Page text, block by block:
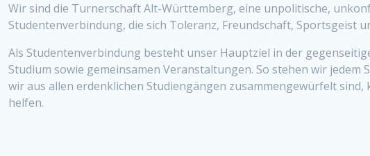
Wir sind die Turnerschaft Alt-Württemberg, eine unpolitische,
Studentenverbindung, die sich Toleranz, Freundschaft, Sportsgeist
Als Studentenverbindung besteht unser Hauptziel in der
Studium sowie gemeinsamen Veranstaltungen. So stehen wir jedem
wir aus allen erdenklichen Studiengängen zusammengewürfelt sind,
helfen.